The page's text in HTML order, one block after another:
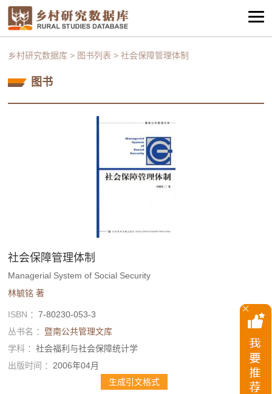
乡村研究数据库 > 图书列表 >社会保障管理体制
图书
社会保障管理体制
Managerial System of Social Security
林毓铭著
ISBN ：7-80230-053-3
丛书名 ： 暨南公共管理文库
学科 ：社会福利与社会保障统计学
出版时间 ：2006年04月
生成引文格式